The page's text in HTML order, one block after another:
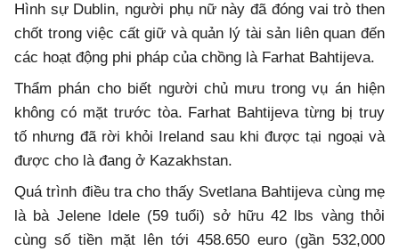
Hình sự Dublin, người phụ nữ này đã đóng vai trò then
chốt trong việc cất giữ và quản lý tài sản liên quan đến
các hoạt động phi pháp của chồng là Farhat Bahtijeva.
Thẩm phán cho biết người chủ mưu trong vụ án hiện
không có mặt trước tòa. Farhat Bahtijeva từng bị truy
tố nhưng đã rời khỏi Ireland sau khi được tại ngoại và
được cho là đang ở Kazakhstan.
Quá trình điều tra cho thấy Svetlana Bahtijeva cùng mẹ
là bà Jelene Idele (59 tuổi) sở hữu 42 lbs vàng thỏi
cùng số tiền mặt lên tới 458.650 euro (gần 532,000